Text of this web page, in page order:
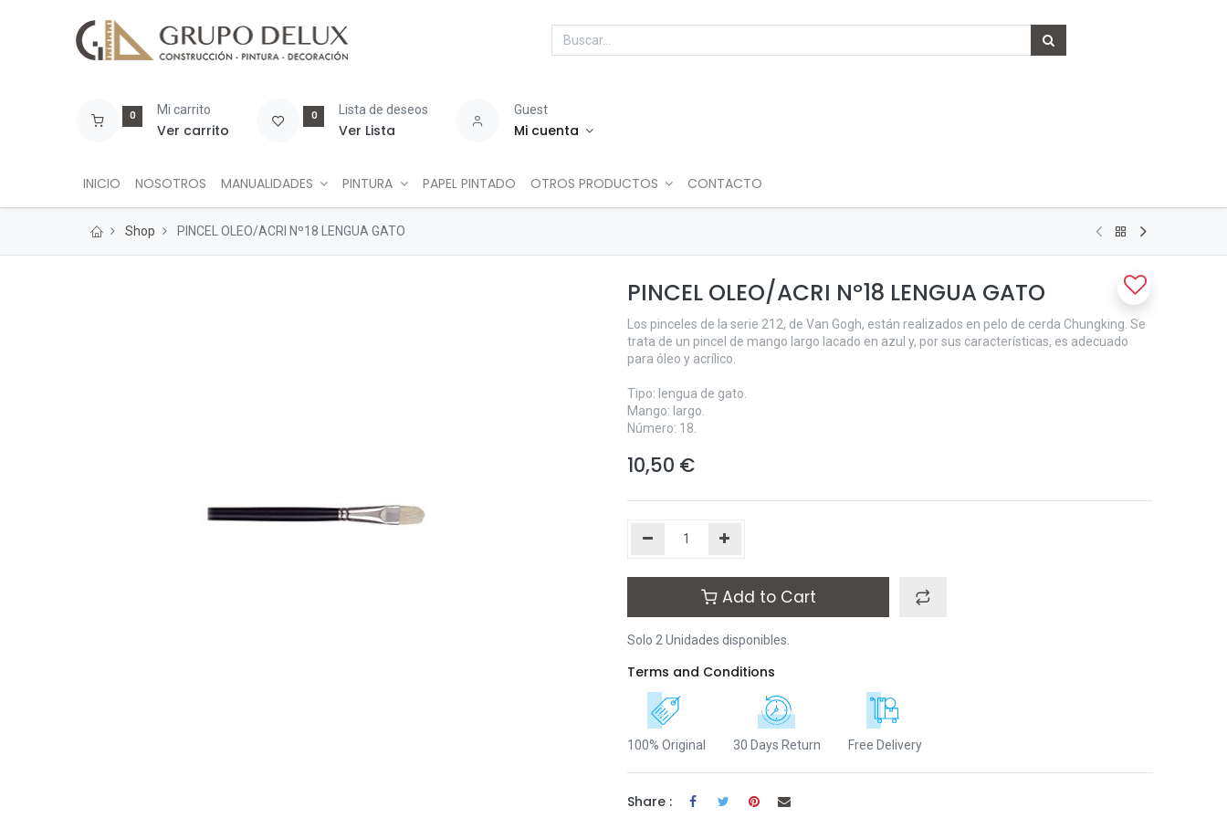
0 Mi carrito
Ver carrito
0 Lista de deseos
Ver Lista
Guest
Mi cuenta
INICIO NOSOTROS MANUALIDADES PINTURA PAPEL PINTADO OTROS PRODUCTOS CONTACTO
Shop PINCEL OLEO/ACRI Nº18 LENGUA GATO
PINCEL OLEO/ACRI Nº18 LENGUA GATO
Los pinceles de la serie 212, de Van Gogh, están realizados en pelo de cerda Chungking. Se
trata de un pincel de mango largo lacado en azul y, por sus características, es adecuado
para óleo y acrílico.
Tipo: lengua de gato.
Mango: largo.
Número: 18.
10,50 €
Add to Cart
Solo 2 Unidades disponibles.
Terms and Conditions
100% Original 30 Days Return Free Delivery
Share :